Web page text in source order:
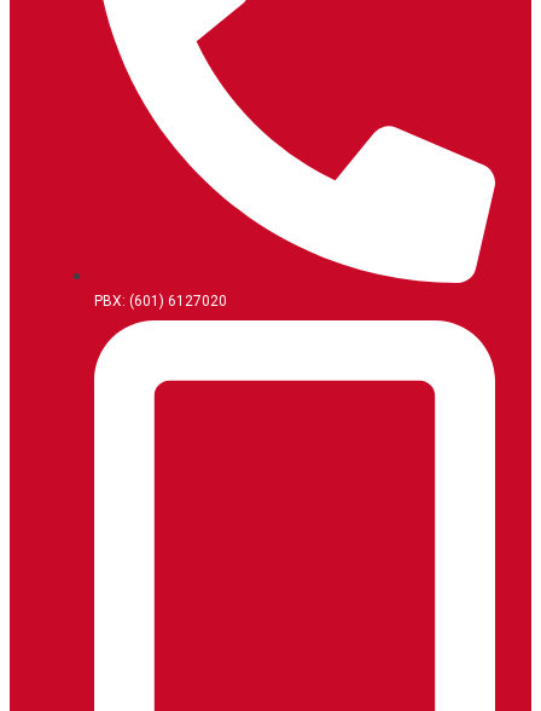
PBX: (601) 6127020